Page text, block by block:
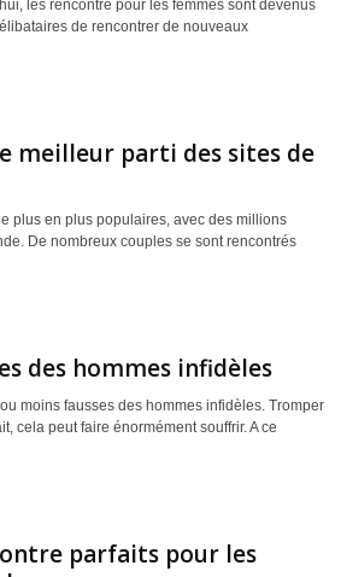
les rencontre pour les femmes sont devenus
de rencontrer de nouveaux
meilleur parti des sites de
plus en plus populaires, avec des millions
De nombreux couples se sont rencontrés
des hommes infidèles
moins fausses des hommes infidèles. Tromper
cela peut faire énormément souffrir. A ce
parfaits pour les